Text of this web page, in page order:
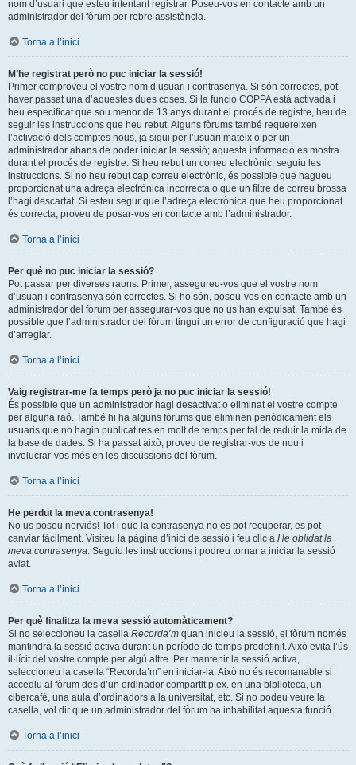
nom d’usuari que esteu intentant registrar. Poseu-vos en contacte amb un
administrador del fòrum per rebre assistència.
Torna a l’inici
M’he registrat però no puc iniciar la sessió!
Primer comproveu el vostre nom d’usuari i contrasenya. Si són correctes, pot
haver passat una d’aquestes dues coses. Si la funció COPPA està activada i
heu especificat que sou menor de 13 anys durant el procés de registre, heu de
seguir les instruccions que heu rebut. Alguns fòrums també requereixen
l’activació dels comptes nous, ja sigui per l’usuari mateix o per un
administrador abans de poder iniciar la sessió; aquesta informació es mostra
durant el procés de registre. Si heu rebut un correu electrònic, seguiu les
instruccions. Si no heu rebut cap correu electrònic, és possible que hagueu
proporcionat una adreça electrònica incorrecta o que un filtre de correu brossa
l’hagi descartat. Si esteu segur que l’adreça electrònica que heu proporcionat
és correcta, proveu de posar-vos en contacte amb l’administrador.
Torna a l’inici
Per què no puc iniciar la sessió?
Pot passar per diverses raons. Primer, assegureu-vos que el vostre nom
d’usuari i contrasenya són correctes. Si ho són, poseu-vos en contacte amb un
administrador del fòrum per assegurar-vos que no us han expulsat. També és
possible que l’administrador del fòrum tingui un error de configuració que hagi
d’arreglar.
Torna a l’inici
Vaig registrar-me fa temps però ja no puc iniciar la sessió!
És possible que un administrador hagi desactivat o eliminat el vostre compte
per alguna raó. També hi ha alguns fòrums que eliminen periòdicament els
usuaris que no hagin publicat res en molt de temps per tal de reduir la mida de
la base de dades. Si ha passat això, proveu de registrar-vos de nou i
involucrar-vos més en les discussions del fòrum.
Torna a l’inici
He perdut la meva contrasenya!
No us poseu nerviós! Tot i que la contrasenya no es pot recuperar, es pot
canviar fàcilment. Visiteu la pàgina d’inici de sessió i feu clic a He oblidat la
meva contrasenya. Seguiu les instruccions i podreu tornar a iniciar la sessió
aviat.
Torna a l’inici
Per què finalitza la meva sessió automàticament?
Si no seleccioneu la casella Recorda’m quan inicieu la sessió, el fòrum només
mantindrà la sessió activa durant un període de temps predefinit. Això evita l’ús
il·lícit del vostre compte per algú altre. Per mantenir la sessió activa,
seleccioneu la casella “Recorda’m” en iniciar-la. Això no és recomanable si
accediu al fòrum des d’un ordinador compartit p.ex. en una biblioteca, un
cibercafè, una aula d’ordinadors a la universitat, etc. Si no podeu veure la
casella, vol dir que un administrador del fòrum ha inhabilitat aquesta funció.
Torna a l’inici